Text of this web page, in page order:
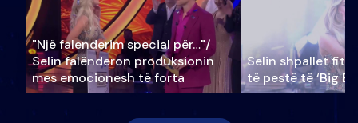
"Një falenderim special për…"/
Selin falënderon produksionin
mes emocionesh të forta
Selin shpallet
të pestë të ‘Big